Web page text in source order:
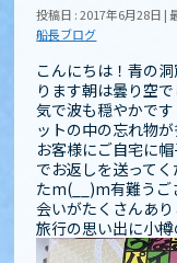
投稿日 : 2017年6月28日
船長ブログ
こんにちは！青の
ります朝は曇り空
気で波も穏やかで
ットの中の忘れ物
お客様にご自宅に
でお返しを送って
たm(__)m有難うご
会いがたくさんあ
旅行の思い出に小